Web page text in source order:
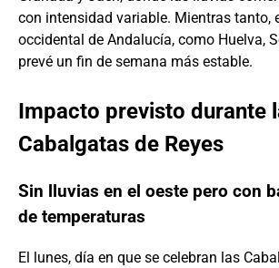
con intensidad variable. Mientras tanto,
occidental de Andalucía, como Huelva,
prevé un fin de semana más estable.
Impacto previsto durante
Cabalgatas de Reyes
Sin lluvias en el oeste pero con
de temperaturas
El lunes, día en que se celebran las